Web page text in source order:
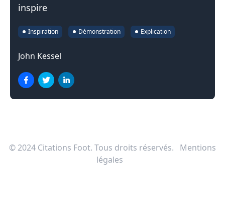
inspire
Inspiration Démonstration Explication
John Kessel
© 2024 Citations Foot. Tous droits réservés.
Mentions
légales